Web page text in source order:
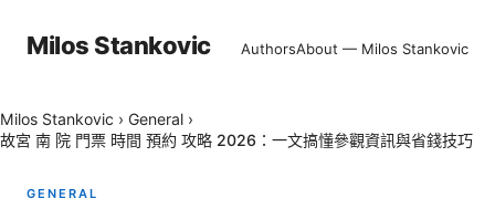
Milos Stankovic AuthorsAbout — Milos Stankovic
Milos Stankovic › General ›
故宮 南 院 門票 時間 預約 攻略 2026：一文搞懂參觀資訊與省錢技巧
GENERAL